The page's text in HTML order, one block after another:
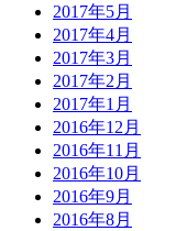
2017年5月
2017年4月
2017年3月
2017年2月
2017年1月
2016年12月
2016年11月
2016年10月
2016年9月
2016年8月